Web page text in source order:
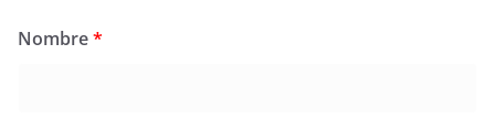
Nombre*